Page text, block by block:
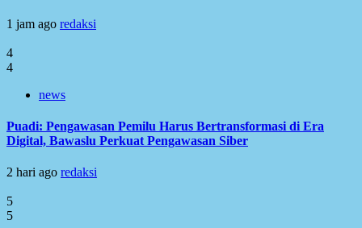
1 jam ago redaksi
4
4
news
Puadi: Pengawasan Pemilu Harus Bertransformasi di Era
Digital, Bawaslu Perkuat Pengawasan Siber
2 hari ago redaksi
5
5